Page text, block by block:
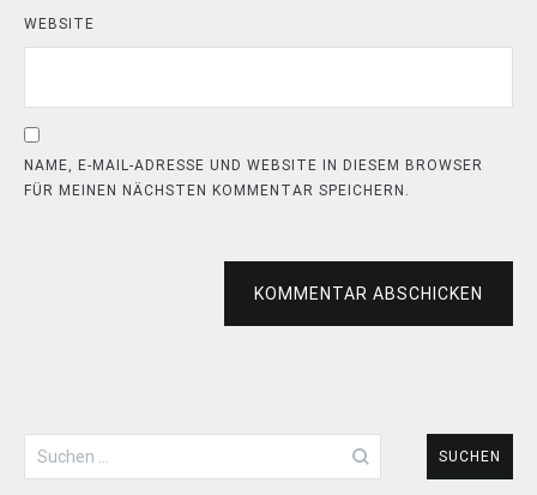
WEBSITE
NAME, E-MAIL-ADRESSE UND WEBSITE IN DIESEM BROWSER
FÜR MEINEN NÄCHSTEN KOMMENTAR SPEICHERN.
KOMMENTAR ABSCHICKEN
Suchen
nach: